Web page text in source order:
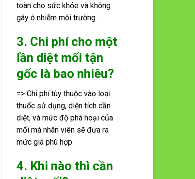
toàn cho sức khỏe và không
gây ô nhiễm môi trường.
3. Chi phí cho một
lần diệt mối tận
gốc là bao nhiêu?
=> Chi phí tùy thuộc vào loại
thuốc sử dụng, diện tích cần
diệt, và mức độ phá hoại của
mối mà nhân viên sẽ đưa ra
mức giá phù hợp
4. Khi nào thì cần